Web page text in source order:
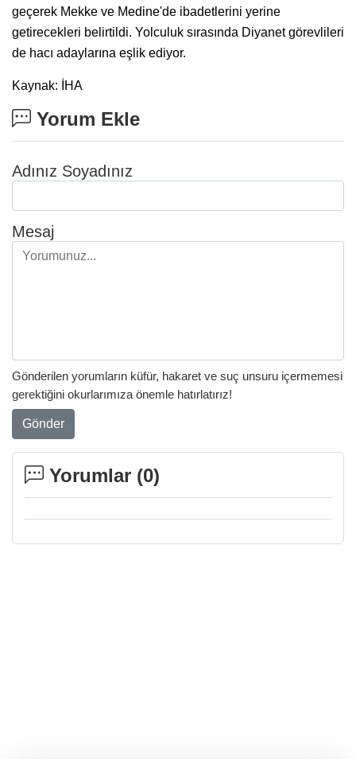
geçerek Mekke ve Medine'de ibadetlerini yerine
getirecekleri belirtildi. Yolculuk sırasında Diyanet görevlileri
de hacı adaylarına eşlik ediyor.
Kaynak: İHA
Yorum Ekle
Adınız Soyadınız
Mesaj
Gönderilen yorumların küfür, hakaret ve suç unsuru içermemesi
gerektiğini okurlarımıza önemle hatırlatırız!
Gönder
Yorumlar (0)